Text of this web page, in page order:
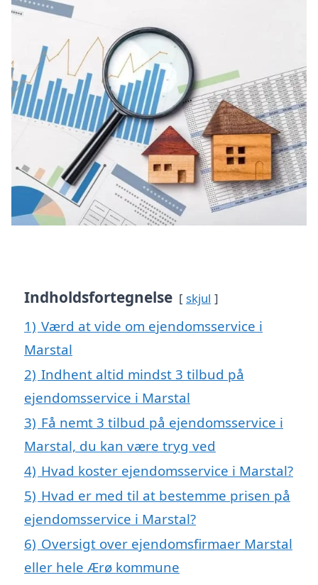
Indholdsfortegnelse skjul
1) Værd at vide om ejendomsservice i
Marstal
2) Indhent altid mindst 3 tilbud på
ejendomsservice i Marstal
3) Få nemt 3 tilbud på ejendomsservice i
Marstal, du kan være tryg ved
4) Hvad koster ejendomsservice i Marstal?
5) Hvad er med til at bestemme prisen på
ejendomsservice i Marstal?
6) Oversigt over ejendomsfirmaer Marstal
eller hele Ærø kommune